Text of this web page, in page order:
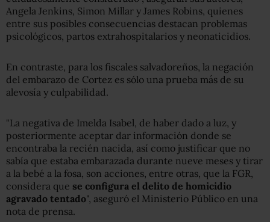
Angela Jenkins, Simon Millar y James Robins, quienes
entre sus posibles consecuencias destacan problemas
psicológicos, partos extrahospitalarios y neonaticidios.
En contraste, para los fiscales salvadoreños, la negación
del embarazo de Cortez es sólo una prueba más de su
alevosía y culpabilidad.
"La negativa de Imelda Isabel, de haber dado a luz, y
posteriormente aceptar dar información donde se
encontraba la recién nacida, así como justificar que no
sabía que estaba embarazada durante nueve meses y tirar
a la bebé a la fosa, son acciones, entre otras, que la FGR,
considera que se configura el delito de homicidio
agravado tentado", aseguró el Ministerio Público en una
nota de prensa.